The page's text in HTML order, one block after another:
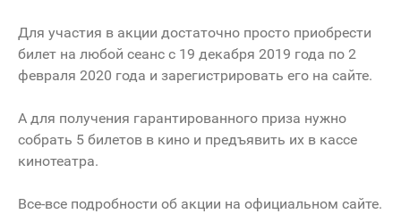
Для участия в акции достаточно просто приобрести
билет на любой сеанс с 19 декабря 2019 года по 2
февраля 2020 года и зарегистрировать его на сайте.
А для получения гарантированного приза нужно
собрать 5 билетов в кино и предъявить их в кассе
кинотеатра.
Все-все подробности об акции на официальном сайте.